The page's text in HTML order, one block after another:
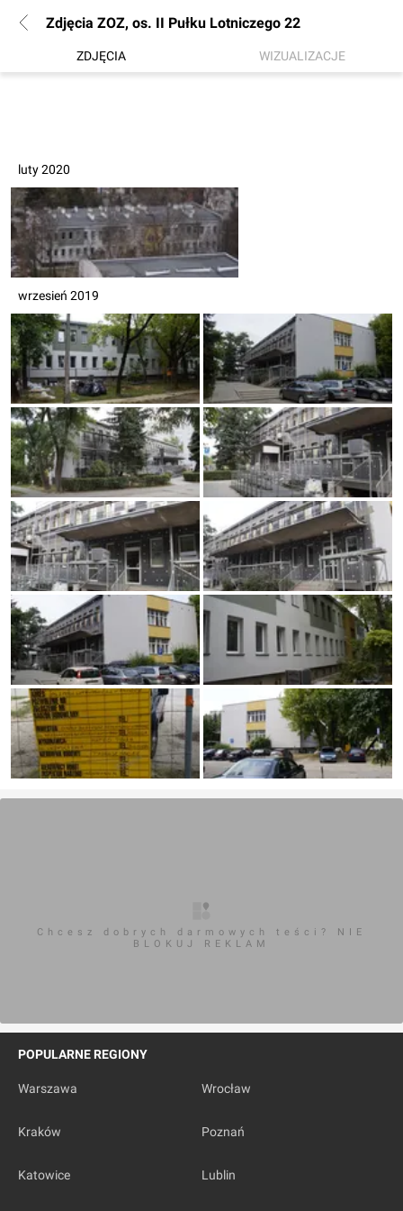
Zdjęcia ZOZ, os. II Pułku Lotniczego 22
ZDJĘCIA WIZUALIZACJE
luty 2020
wrzesień 2019
Chcesz dobrych darmowych teści? NIE
BLOKUJ REKLAM
POPULARNE REGIONY
Warszawa Wrocław
Kraków Poznań
Katowice Lublin